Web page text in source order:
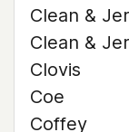
Clean &
Clean &
Clovis
Coe
Coffey